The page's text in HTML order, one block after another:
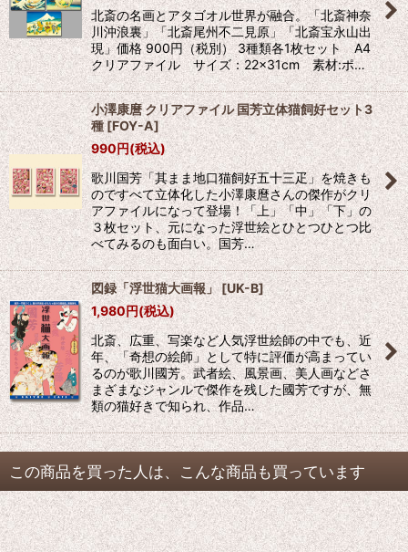
北斎の名画とアタゴオル世界が融合。「北斎神奈
川沖浪裏」「北斎尾州不二見原」「北斎宝永山出
現」価格 900円（税別） 3種類各1枚セット A4
クリアファイル サイズ：22×31cm 素材:ポ…
小澤康麿 クリアファイル 国芳立体猫飼好セット3
種 [FOY-A]
990円(税込)
歌川国芳「其まま地口猫飼好五十三疋」を焼きも
のですべて立体化した小澤康麿さんの傑作がクリ
アファイルになって登場！「上」「中」「下」の
３枚セット、元になった浮世絵とひとつひとつ比
べてみるのも面白い。国芳…
図録「浮世猫大画報」[UK-B]
1,980円(税込)
北斎、広重、写楽など人気浮世絵師の中でも、近
年、「奇想の絵師」として特に評価が高まってい
るのが歌川國芳。武者絵、風景画、美人画などさ
まざまなジャンルで傑作を残した國芳ですが、無
類の猫好きで知られ、作品…
この商品を買った人は、こんな商品も買っています